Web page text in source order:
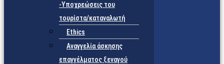
-Υποχρεώσεις του
τουρίστα/καταναλωτή
Ethics
Αναγγελία άσκησης
επαγγέλματος ξεναγού